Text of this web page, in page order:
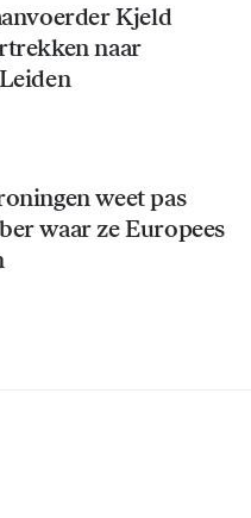
Kjeld
naar
weet pas
waar ze Europees